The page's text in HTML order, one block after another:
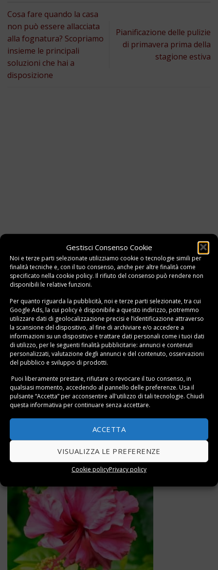
Gestisci Consenso Cookie
Noi e terze parti selezionate utilizziamo cookie o tecnologie simili per
finalità tecniche e, con il tuo consenso, anche per altre finalità come
specificato nella cookie policy. Il rifiuto del consenso può rendere non
disponibili le relative funzioni.
Per quanto riguarda la pubblicità, noi e terze parti selezionate, tra cui
Google Ads, la cui policy è disponibile a questo indirizzo, potremmo
utilizzare dati di geolocalizzazione precisi e l’identificazione attraverso
la scansione del dispositivo, al fine di archiviare e/o accedere a
informazioni su un dispositivo e trattare dati personali come i tuoi dati
di utilizzo, per le seguenti finalità pubblicitarie: annunci e contenuti
personalizzati, valutazione degli annunci e del contenuto, osservazioni
del pubblico e sviluppo di prodotti.
Puoi liberamente prestare, rifiutare o revocare il tuo consenso, in
qualsiasi momento, accedendo al pannello delle preferenze. Usa il
pulsante “Accetta” per acconsentire all'utilizzo di tali tecnologie. Chiudi
questa informativa per continuare senza accettare.
ACCETTA
VISUALIZZA LE PREFERENZE
Cookie policyPrivacy policy
Cosa fare quando la casa
non può essere allacciata
alla fognatura? Scopriamo
insieme le principali
soluzioni che hai a
disposizione
Pianificazione delle pulizie
di primavera prima della
stagione estiva
ARTICOLI CORRELATI